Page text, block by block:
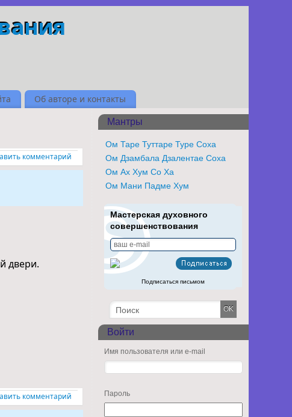
Об авторе и контакты
комментарий
двери.
комментарий
Мантры
Ом Таре Туттаре Туре Соха
Ом Дзамбала Дзалентае Соха
Ом Ах Хум Со Ха
Ом Мани Падме Хум
Мастерская духовного
совершенствования
Подписаться письмом
Войти
Имя пользователя или e-mail
Пароль